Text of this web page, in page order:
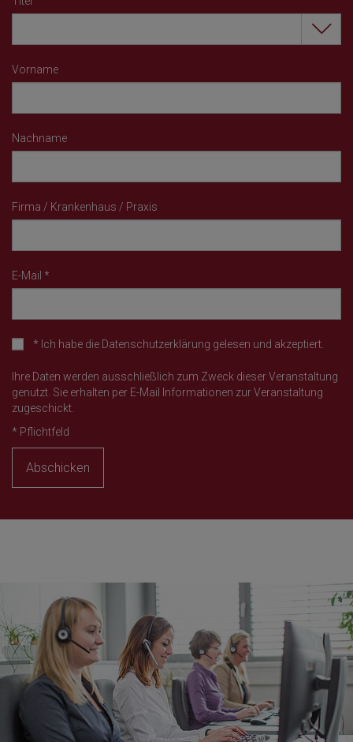
Vorname
Nachname
Firma / Krankenhaus / Praxis
E-Mail *
* Ich habe die Datenschutzerklärung gelesen und akzeptiert.
Ihre Daten werden ausschließlich zum Zweck dieser Veranstaltung
genutzt. Sie erhalten per E-Mail Informationen zur Veranstaltung
zugeschickt.
* Pflichtfeld
Abschicken